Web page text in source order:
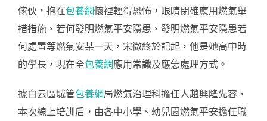
傢伙，抱在包養網懷裡輕得恐怖，眼睛閉確應用燃氣舉
措措施、若何發明燃氣平安隱患、發明燃氣平安隱患若
何處置等燃氣安某一天，宋微終於記起，他是她高中時
的學長，現在全包養網應用常識及應急處理方式。
據白云區城管包養網局燃氣治理科擔任人趙興隆先容，
本次線上培訓后，由各中小學、幼兒園燃氣平安擔任職